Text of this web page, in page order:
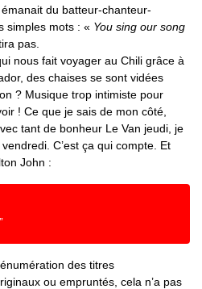
du batteur-chanteur-
simples mots : « You sing our song
pas.
nous fait voyager au Chili grâce à
des chaises se sont vidées
? Musique trop intimiste pour
! Ce que je sais de mon côté,
tant de bonheur Le Van jeudi, je
C’est ça qui compte. Et
John :
”
des titres
ou empruntés, cela n’a pas